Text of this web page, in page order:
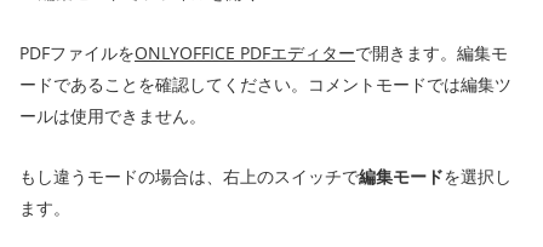
PDFファイルをONLYOFFICE PDFエディターで開きます。編集モ
ードであることを確認してください。コメントモードでは編集ツ
ールは使用できません。
もし違うモードの場合は、右上のスイッチで編集モードを選択し
ます。